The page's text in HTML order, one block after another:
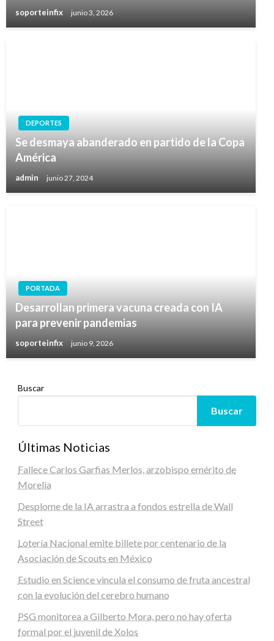
soporteinfix junio 3, 2026
DEPORTES
Se desmaya abanderado en partido de la Copa
América
admin junio 27, 2024
PORTADA
Desarrollan primera vacuna creada con IA
para prevenir pandemias
soporteinfix junio 9, 2026
Buscar
Buscar
Últimas Noticias
Fallece Carlos Garfias Merlos, arzobispo emérito de
Morelia
Desplome de la IA arrastra a fondos estrella de Wall
Street
Lotería Nacional emite billete por centenario de la
Asociación de Scouts en México
Estudio en Science vincula el consumo de fruta ancestral
con la evolución del cerebro humano
PSG monitorea a Gilberto Mora, pero no hay oferta
formal por el juvenil de Xolos